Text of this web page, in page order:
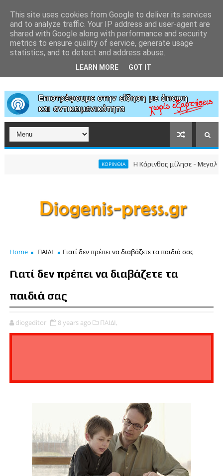
ΚΟΡΙΝΘΙΑ Η Κόρινθος μίλησε -
Home ΠΑΙΔΙ Γιατί δεν πρέπει να διαβάζετε τα παιδιά σας
Γιατί δεν πρέπει να διαβάζετε τα
παιδιά σας
diogeditor 8 years ago ΠΑΙΔΙ,
This site uses cookies from Google to deliver its services
and to analyze traffic. Your IP address and user-agent are
shared with Google along with performance and security
metrics to ensure quality of service, generate usage
statistics, and to detect and address abuse.
LEARN MORE GOT IT